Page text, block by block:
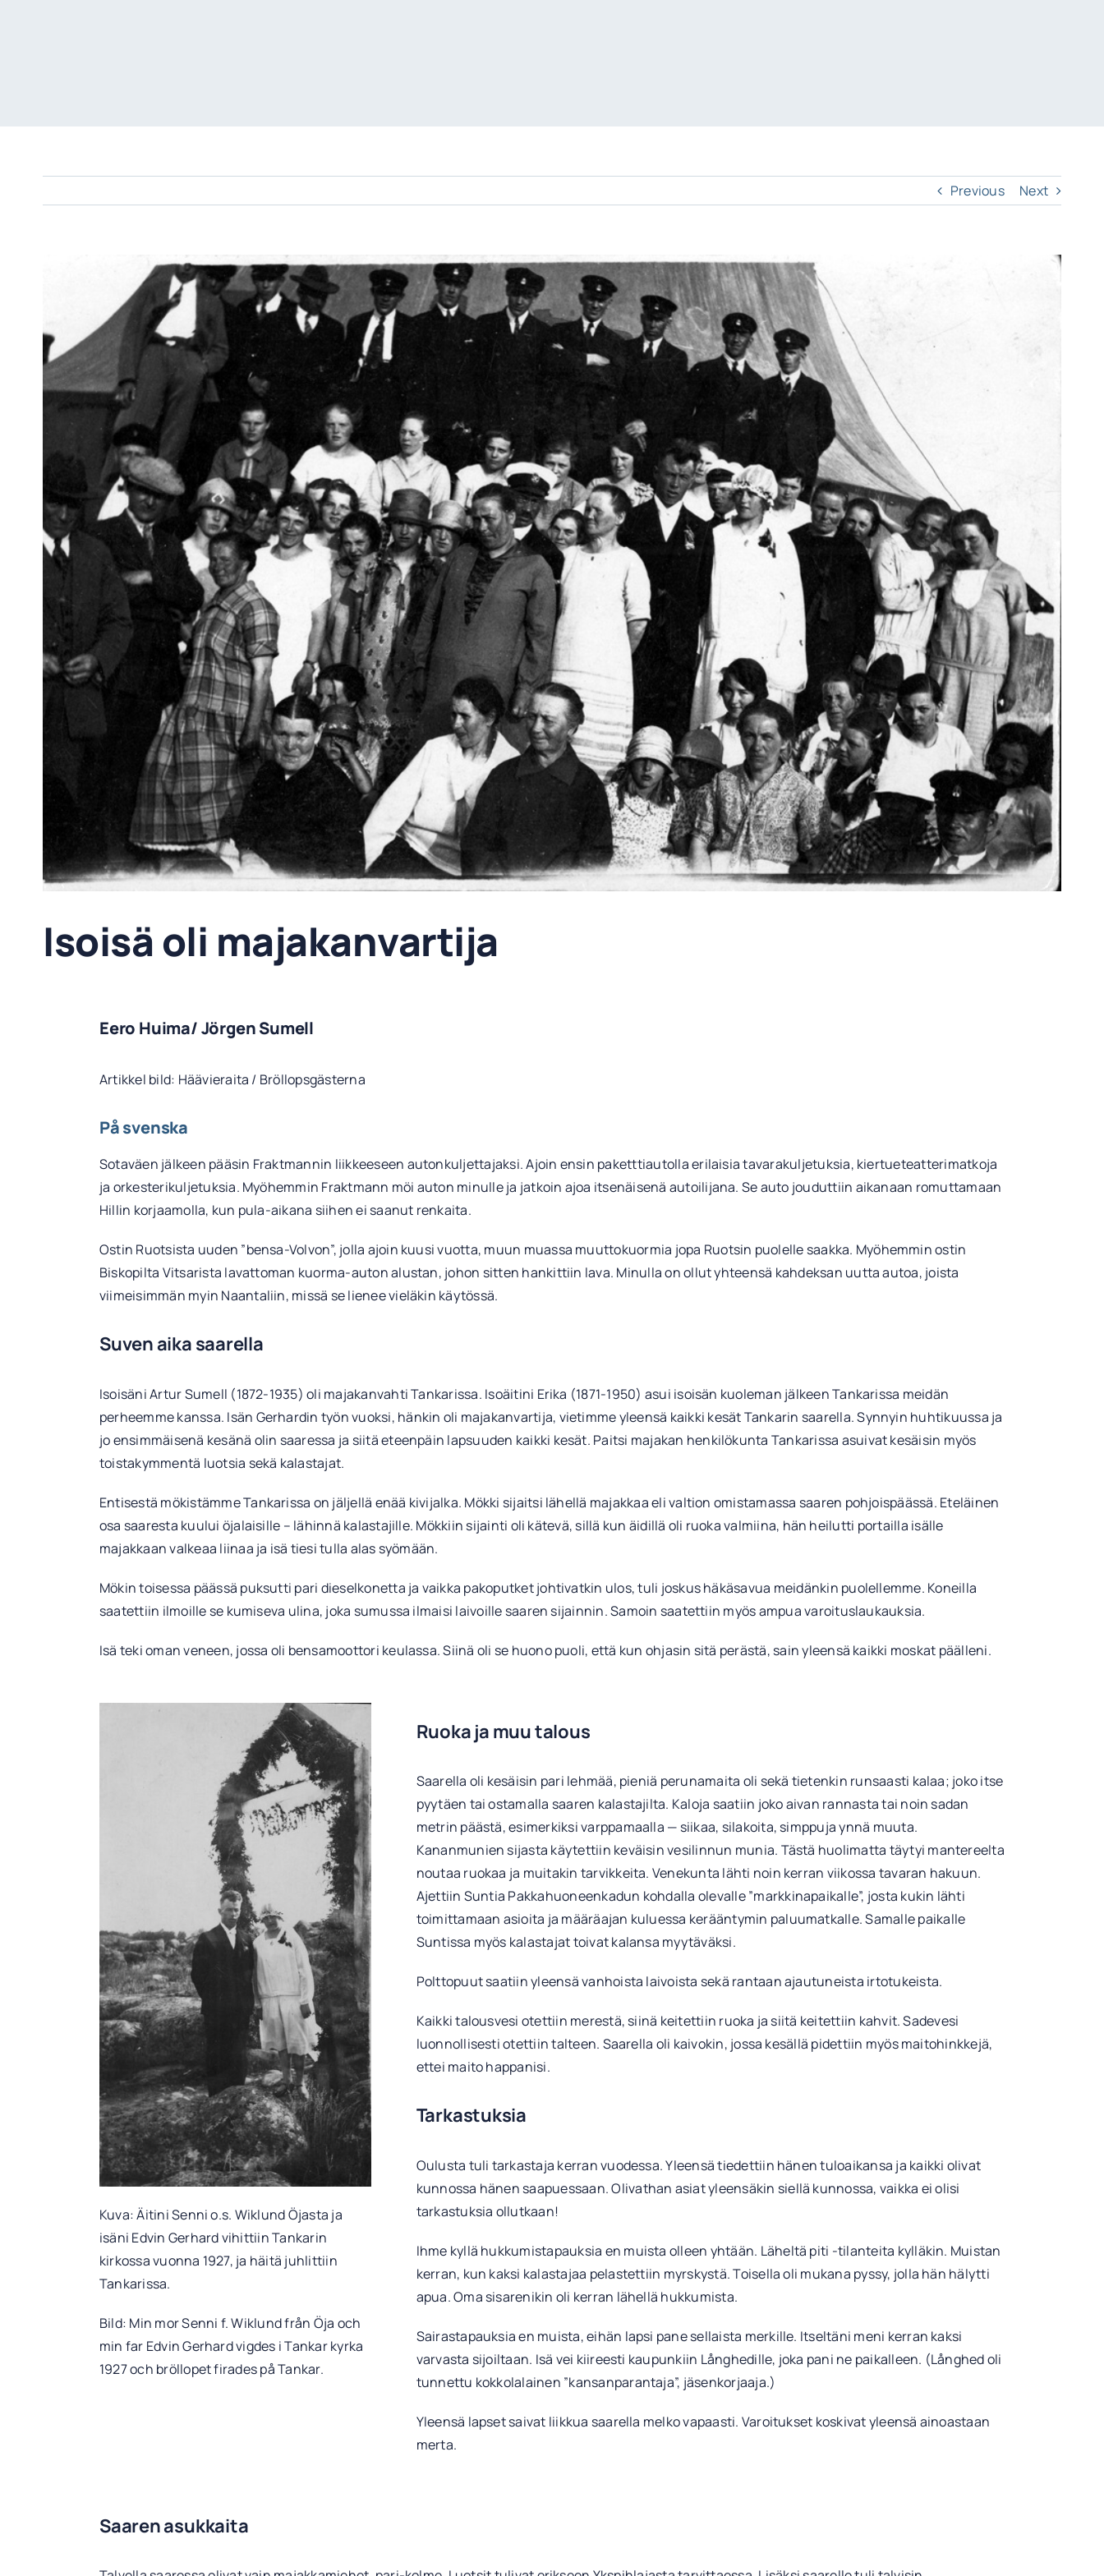
Previous Next
Isoisä oli majakanvartija
Eero Huima/ Jörgen Sumell
Artikkel bild: Häävieraita / Bröllopsgästerna
På svenska
Sotaväen jälkeen pääsin Fraktmannin liikkeeseen autonkuljettajaksi. Ajoin ensin paketttiautolla erilaisia tavarakuljetuksia, kiertueteatterimatkoja
ja orkesterikuljetuksia. Myöhemmin Fraktmann möi auton minulle ja jatkoin ajoa itsenäisenä autoilijana. Se auto jouduttiin aikanaan romuttamaan
Hillin korjaamolla, kun pula-aikana siihen ei saanut renkaita.
Ostin Ruotsista uuden ”bensa-Volvon”, jolla ajoin kuusi vuotta, muun muassa muuttokuormia jopa Ruotsin puolelle saakka. Myöhemmin ostin
Biskopilta Vitsarista lavattoman kuorma-auton alustan, johon sitten hankittiin lava. Minulla on ollut yhteensä kahdeksan uutta autoa, joista
viimeisimmän myin Naantaliin, missä se lienee vieläkin käytössä.
Suven aika saarella
Isoisäni Artur Sumell (1872-1935) oli majakanvahti Tankarissa. Isoäitini Erika (1871-1950) asui isoisän kuoleman jälkeen Tankarissa meidän
perheemme kanssa. Isän Gerhardin työn vuoksi, hänkin oli majakanvartija, vietimme yleensä kaikki kesät Tankarin saarella. Synnyin huhtikuussa ja
jo ensimmäisenä kesänä olin saaressa ja siitä eteenpäin lapsuuden kaikki kesät. Paitsi majakan henkilökunta Tankarissa asuivat kesäisin myös
toistakymmentä luotsia sekä kalastajat.
Entisestä mökistämme Tankarissa on jäljellä enää kivijalka. Mökki sijaitsi lähellä majakkaa eli valtion omistamassa saaren pohjoispäässä. Eteläinen
osa saaresta kuului öjalaisille – lähinnä kalastajille. Mökkiin sijainti oli kätevä, sillä kun äidillä oli ruoka valmiina, hän heilutti portailla isälle
majakkaan valkeaa liinaa ja isä tiesi tulla alas syömään.
Mökin toisessa päässä puksutti pari dieselkonetta ja vaikka pakoputket johtivatkin ulos, tuli joskus häkäsavua meidänkin puolellemme. Koneilla
saatettiin ilmoille se kumiseva ulina, joka sumussa ilmaisi laivoille saaren sijainnin. Samoin saatettiin myös ampua varoituslaukauksia.
Isä teki oman veneen, jossa oli bensamoottori keulassa. Siinä oli se huono puoli, että kun ohjasin sitä perästä, sain yleensä kaikki moskat päälleni.
Kuva: Äitini Senni o.s. Wiklund Öjasta ja
isäni Edvin Gerhard vihittiin Tankarin
kirkossa vuonna 1927, ja häitä juhlittiin
Tankarissa.
Bild: Min mor Senni f. Wiklund från Öja och
min far Edvin Gerhard vigdes i Tankar kyrka
1927 och bröllopet firades på Tankar.
Ruoka ja muu talous
Saarella oli kesäisin pari lehmää, pieniä perunamaita oli sekä tietenkin runsaasti kalaa; joko itse
pyytäen tai ostamalla saaren kalastajilta. Kaloja saatiin joko aivan rannasta tai noin sadan
metrin päästä, esimerkiksi varppamaalla — siikaa, silakoita, simppuja ynnä muuta.
Kananmunien sijasta käytettiin keväisin vesilinnun munia. Tästä huolimatta täytyi mantereelta
noutaa ruokaa ja muitakin tarvikkeita. Venekunta lähti noin kerran viikossa tavaran hakuun.
Ajettiin Suntia Pakkahuoneenkadun kohdalla olevalle ”markkinapaikalle”, josta kukin lähti
toimittamaan asioita ja määräajan kuluessa kerääntymin paluumatkalle. Samalle paikalle
Suntissa myös kalastajat toivat kalansa myytäväksi.
Polttopuut saatiin yleensä vanhoista laivoista sekä rantaan ajautuneista irtotukeista.
Kaikki talousvesi otettiin merestä, siinä keitettiin ruoka ja siitä keitettiin kahvit. Sadevesi
luonnollisesti otettiin talteen. Saarella oli kaivokin, jossa kesällä pidettiin myös maitohinkkejä,
ettei maito happanisi.
Tarkastuksia
Oulusta tuli tarkastaja kerran vuodessa. Yleensä tiedettiin hänen tuloaikansa ja kaikki olivat
kunnossa hänen saapuessaan. Olivathan asiat yleensäkin siellä kunnossa, vaikka ei olisi
tarkastuksia ollutkaan!
Ihme kyllä hukkumistapauksia en muista olleen yhtään. Läheltä piti -tilanteita kylläkin. Muistan
kerran, kun kaksi kalastajaa pelastettiin myrskystä. Toisella oli mukana pyssy, jolla hän hälytti
apua. Oma sisarenikin oli kerran lähellä hukkumista.
Sairastapauksia en muista, eihän lapsi pane sellaista merkille. Itseltäni meni kerran kaksi
varvasta sijoiltaan. Isä vei kiireesti kaupunkiin Långhedille, joka pani ne paikalleen. (Långhed oli
tunnettu kokkolalainen ”kansanparantaja”, jäsenkorjaaja.)
Yleensä lapset saivat liikkua saarella melko vapaasti. Varoitukset koskivat yleensä ainoastaan
merta.
Saaren asukkaita